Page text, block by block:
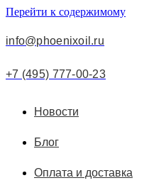
Перейти к содержимому
info@phoenixoil.ru
+7 (495) 777-00-23
Новости
Блог
Оплата и доставка